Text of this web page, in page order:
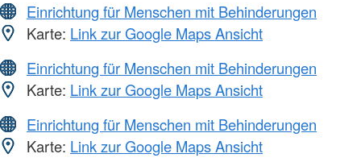
Einrichtung für Menschen mit Behinderungen
Karte: Link zur Google Maps Ansicht
Einrichtung für Menschen mit Behinderungen
Karte: Link zur Google Maps Ansicht
Einrichtung für Menschen mit Behinderungen
Karte: Link zur Google Maps Ansicht